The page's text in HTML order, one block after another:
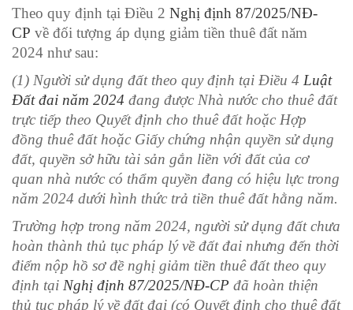
Theo quy định tại Điều 2 Nghị định 87/2025/NĐ-
CP về đối tượng áp dụng giảm tiền thuê đất năm
2024 như sau:
(1) Người sử dụng đất theo quy định tại Điều 4 Luật
Đất đai năm 2024 đang được Nhà nước cho thuê đất
trực tiếp theo Quyết định cho thuê đất hoặc Hợp
đồng thuê đất hoặc Giấy chứng nhận quyền sử dụng
đất, quyền sở hữu tài sản gắn liền với đất của cơ
quan nhà nước có thẩm quyền đang có hiệu lực trong
năm 2024 dưới hình thức trả tiền thuê đất hằng năm.
Trường hợp trong năm 2024, người sử dụng đất chưa
hoàn thành thủ tục pháp lý về đất đai nhưng đến thời
điểm nộp hồ sơ đề nghị giảm tiền thuê đất theo quy
định tại Nghị định 87/2025/NĐ-CP đã hoàn thiện
thủ tục pháp lý về đất đai (có Quyết định cho thuê đất